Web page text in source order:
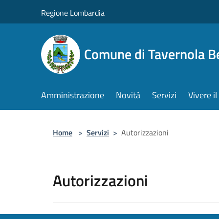
Regione Lombardia
Comune di Tavernola
Amministrazione Novità Servizi Vivere
Home > Servizi > Autorizzazioni
Autorizzazioni